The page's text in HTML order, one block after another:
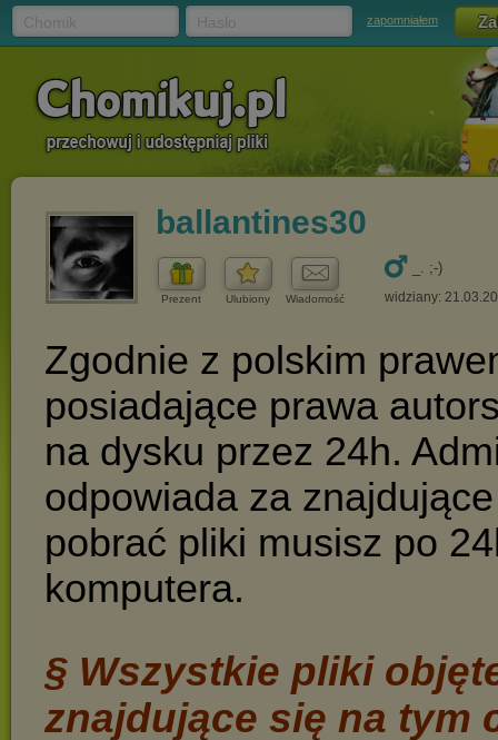
zapomniałem
ballantines30
Prezent Ulubiony Wiadomość
_. ;-)
widziany: